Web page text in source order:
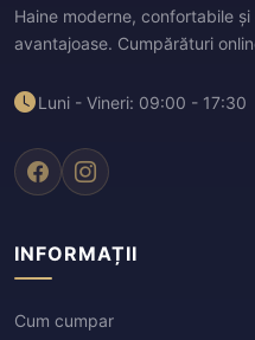
Haine moderne, confortabile
avantajoase. Cumpărături
Luni - Vineri: 09:00 - 17:30
INFORMAȚII
Cum cumpar